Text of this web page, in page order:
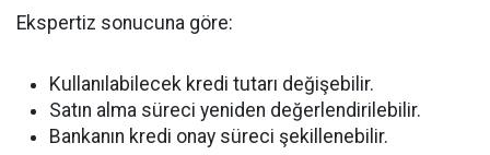
Ekspertiz sonucuna göre:
Kullanılabilecek kredi tutarı değişebilir.
Satın alma süreci yeniden değerlendirilebilir.
Bankanın kredi onay süreci şekillenebilir.